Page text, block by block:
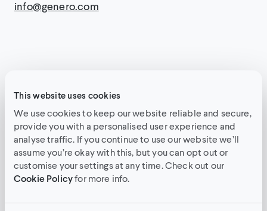
This website uses cookies
We use cookies to keep our website reliable and secure,
provide you with a personalised user experience and
analyse traffic. If you continue to use our website we’ll
assume you’re okay with this, but you can opt out or
customise your settings at any time. Check out our
Cookie Policyfor more info.
info@genero.com
Conheça nossa equipe global de
atendimento e serviços ao
cliente.
Somos nativos das indústrias de publicidade e
música, assim como você. Com experiência em
entrega o nível adequado de suporte para